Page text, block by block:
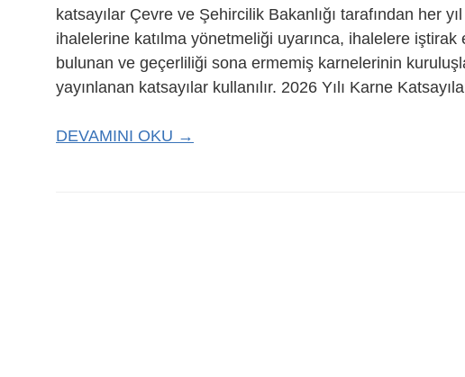
katsayılar Çevre ve Şehircilik Bakanlığı tarafından her
ihalelerine katılma yönetmeliği uyarınca, ihalelere
bulunan ve geçerliliği sona ermemiş karnelerinin
yayınlanan katsayılar kullanılır. 2026 Yılı Karne
DEVAMINI OKU →